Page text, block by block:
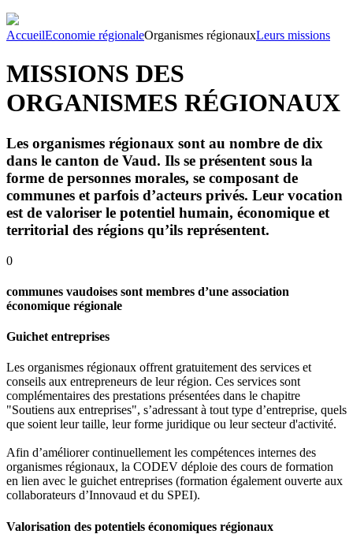
AccueilEconomie régionaleOrganismes régionauxLeurs missions
MISSIONS DES
ORGANISMES RÉGIONAUX
Les organismes régionaux sont au nombre de dix
dans le canton de Vaud. Ils se présentent sous la
forme de personnes morales, se composant de
communes et parfois d’acteurs privés. Leur vocation
est de valoriser le potentiel humain, économique et
territorial des régions qu’ils représentent.
0
communes vaudoises sont membres d’une association
économique régionale
Guichet entreprises
Les organismes régionaux offrent gratuitement des services et
conseils aux entrepreneurs de leur région. Ces services sont
complémentaires des prestations présentées dans le chapitre
"Soutiens aux entreprises", s’adressant à tout type d’entreprise, quels
que soient leur taille, leur forme juridique ou leur secteur d'activité.
Afin d’améliorer continuellement les compétences internes des
organismes régionaux, la CODEV déploie des cours de formation
en lien avec le guichet entreprises (formation également ouverte aux
collaborateurs d’Innovaud et du SPEI).
Valorisation des potentiels économiques régionaux